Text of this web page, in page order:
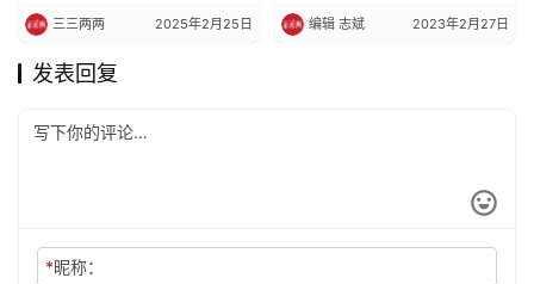
三三两两 2025年2月25日 编辑 志斌 2023年2月27日
发表回复
*昵称：